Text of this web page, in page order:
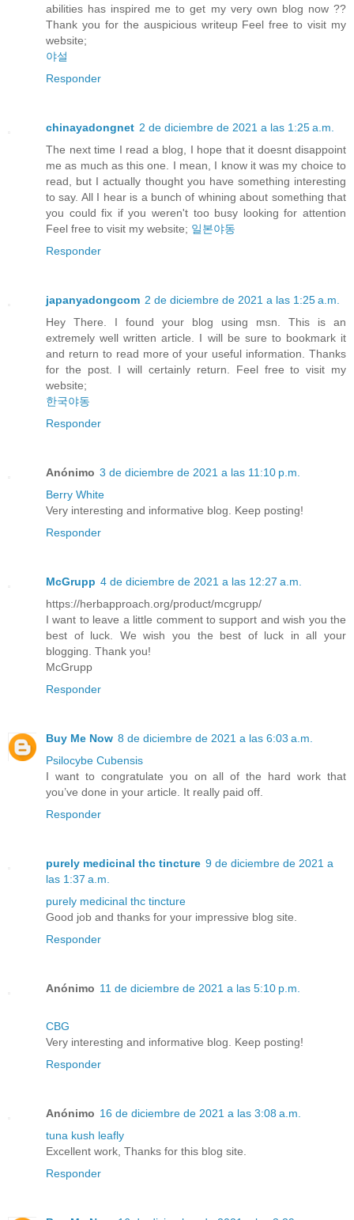
abilities has inspired me to get my very own blog now ??
Thank you for the auspicious writeup Feel free to visit my
website;
야설
Responder
chinayadongnet 2 de diciembre de 2021 a las 1:25 a.m.
The next time I read a blog, I hope that it doesnt disappoint
me as much as this one. I mean, I know it was my choice to
read, but I actually thought you have something interesting
to say. All I hear is a bunch of whining about something that
you could fix if you weren't too busy looking for attention
Feel free to visit my website; 일본야동
Responder
japanyadongcom 2 de diciembre de 2021 a las 1:25 a.m.
Hey There. I found your blog using msn. This is an
extremely well written article. I will be sure to bookmark it
and return to read more of your useful information. Thanks
for the post. I will certainly return. Feel free to visit my
website;
한국야동
Responder
Anónimo 3 de diciembre de 2021 a las 11:10 p.m.
Berry White
Very interesting and informative blog. Keep posting!
Responder
McGrupp 4 de diciembre de 2021 a las 12:27 a.m.
https://herbapproach.org/product/mcgrupp/
I want to leave a little comment to support and wish you the
best of luck. We wish you the best of luck in all your
blogging. Thank you!
McGrupp
Responder
Buy Me Now 8 de diciembre de 2021 a las 6:03 a.m.
Psilocybe Cubensis
I want to congratulate you on all of the hard work that
you’ve done in your article. It really paid off.
Responder
purely medicinal thc tincture 9 de diciembre de 2021 a
las 1:37 a.m.
purely medicinal thc tincture
Good job and thanks for your impressive blog site.
Responder
Anónimo 11 de diciembre de 2021 a las 5:10 p.m.
CBG
Very interesting and informative blog. Keep posting!
Responder
Anónimo 16 de diciembre de 2021 a las 3:08 a.m.
tuna kush leafly
Excellent work, Thanks for this blog site.
Responder